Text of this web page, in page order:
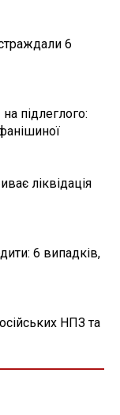
6
підлеглого:
ліквідація
6 випадків,
НПЗ та